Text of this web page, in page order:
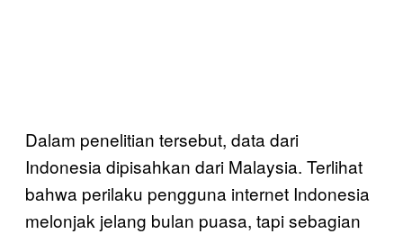
Dalam penelitian tersebut, data dari
Indonesia dipisahkan dari Malaysia. Terlihat
bahwa perilaku pengguna internet Indonesia
melonjak jelang bulan puasa, tapi sebagian